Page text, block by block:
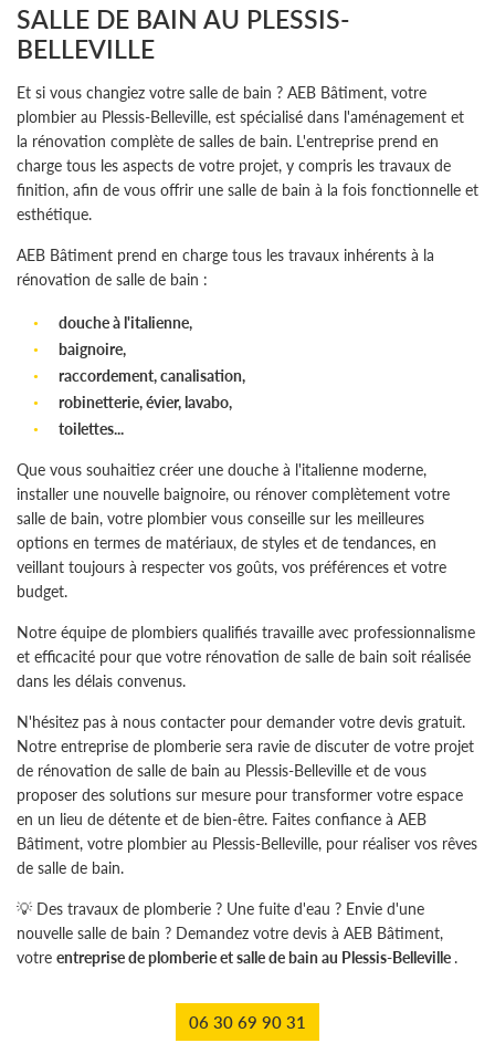
Générale
& Isolation
– Electricité
réalisations
Actualités
Contact
Rejoignez-
SALLE DE BAIN AU PLESSIS-
BELLEVILLE
Et si vous changiez votre salle de bain ? AEB Bâtiment, votre
plombier au Plessis-Belleville, est spécialisé dans l'aménagement et
la rénovation complète de salles de bain. L'entreprise prend en
charge tous les aspects de votre projet, y compris les travaux de
finition, afin de vous offrir une salle de bain à la fois fonctionnelle et
esthétique.
AEB Bâtiment prend en charge tous les travaux inhérents à la
rénovation de salle de bain :
douche à l'italienne,
baignoire,
raccordement, canalisation,
robinetterie, évier, lavabo,
toilettes...
Que vous souhaitiez créer une douche à l'italienne moderne,
installer une nouvelle baignoire, ou rénover complètement votre
salle de bain, votre plombier vous conseille sur les meilleures
options en termes de matériaux, de styles et de tendances, en
veillant toujours à respecter vos goûts, vos préférences et votre
budget.
Notre équipe de plombiers qualifiés travaille avec professionnalisme
et efficacité pour que votre rénovation de salle de bain soit réalisée
dans les délais convenus.
N'hésitez pas à nous contacter pour demander votre devis gratuit.
Notre entreprise de plomberie sera ravie de discuter de votre projet
de rénovation de salle de bain au Plessis-Belleville et de vous
proposer des solutions sur mesure pour transformer votre espace
en un lieu de détente et de bien-être. Faites confiance à AEB
Bâtiment, votre plombier au Plessis-Belleville, pour réaliser vos rêves
de salle de bain.
💡 Des travaux de plomberie ? Une fuite d'eau ? Envie d'une
nouvelle salle de bain ? Demandez votre devis à AEB Bâtiment,
votre entreprise de plomberie et salle de bain au Plessis-Belleville .
06 30 69 90 31